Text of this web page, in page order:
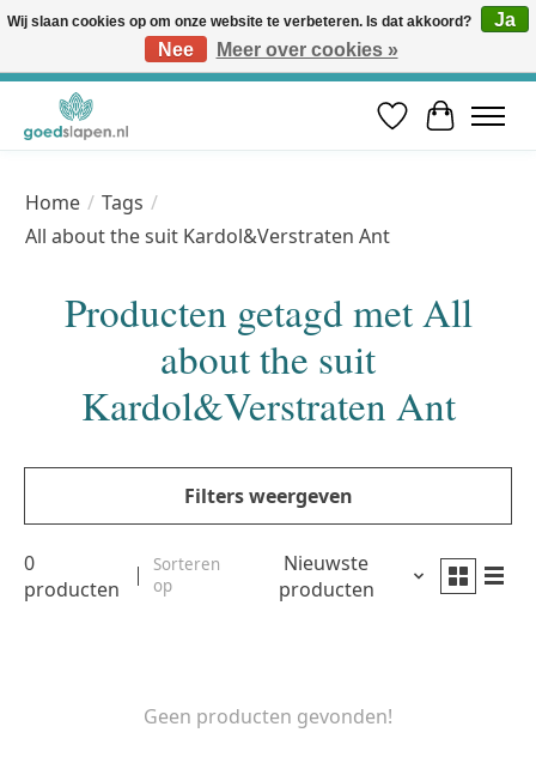
Vóór 12u besteld, volgende werkdag in huis* | Gratis verzending vanaf €50 | Professioneel slaapadvies
Verlanglijst
Home / Tags /
All about the suit Kardol&Verstraten Ant
Producten getagd met All
about the suit
Kardol&Verstraten Ant
Filters weergeven
0
producten
Sorteren
op
Nieuwste
producten
Geen producten gevonden!
Wij slaan cookies op om onze website te verbeteren. Is dat akkoord?
Ja
Nee
Meer over cookies »